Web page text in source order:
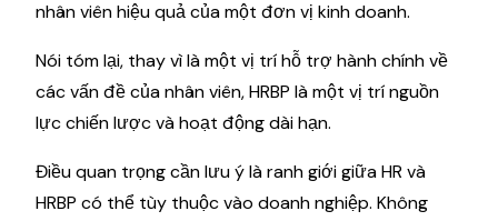
nhân viên hiệu quả của một đơn vị kinh doanh.
Nói tóm lại, thay vì là một vị trí hỗ trợ hành chính về
các vấn đề của nhân viên, HRBP là một vị trí nguồn
lực chiến lược và hoạt động dài hạn.
Điều quan trọng cần lưu ý là ranh giới giữa HR và
HRBP có thể tùy thuộc vào doanh nghiệp. Không